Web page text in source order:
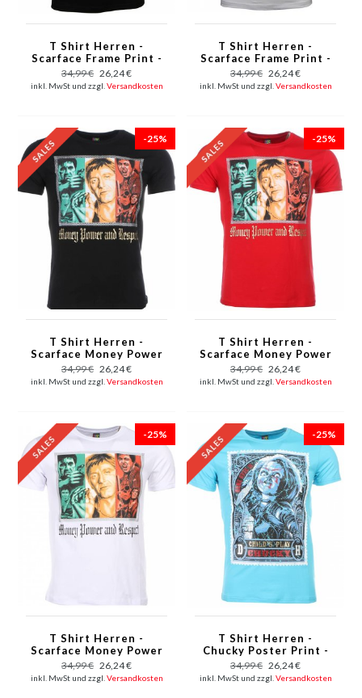
T Shirt Herren -
Scarface Frame Print -
Schwarz
34,99 € 26,24 €
inkl. MwSt und zzgl. Versandkosten
T Shirt Herren -
Scarface Frame Print -
Weiß
34,99 € 26,24 €
inkl. MwSt und zzgl. Versandkosten
-25%
T Shirt Herren -
Scarface Money Power
Respect Print -
Schwarz
34,99 € 26,24 €
inkl. MwSt und zzgl. Versandkosten
-25%
T Shirt Herren -
Scarface Money Power
Respect Print - Rot
34,99 € 26,24 €
inkl. MwSt und zzgl. Versandkosten
-25%
T Shirt Herren -
Scarface Money Power
Respect Print - Weiß
34,99 € 26,24 €
inkl. MwSt und zzgl. Versandkosten
-25%
T Shirt Herren -
Chucky Poster Print -
Blau
34,99 € 26,24 €
inkl. MwSt und zzgl. Versandkosten